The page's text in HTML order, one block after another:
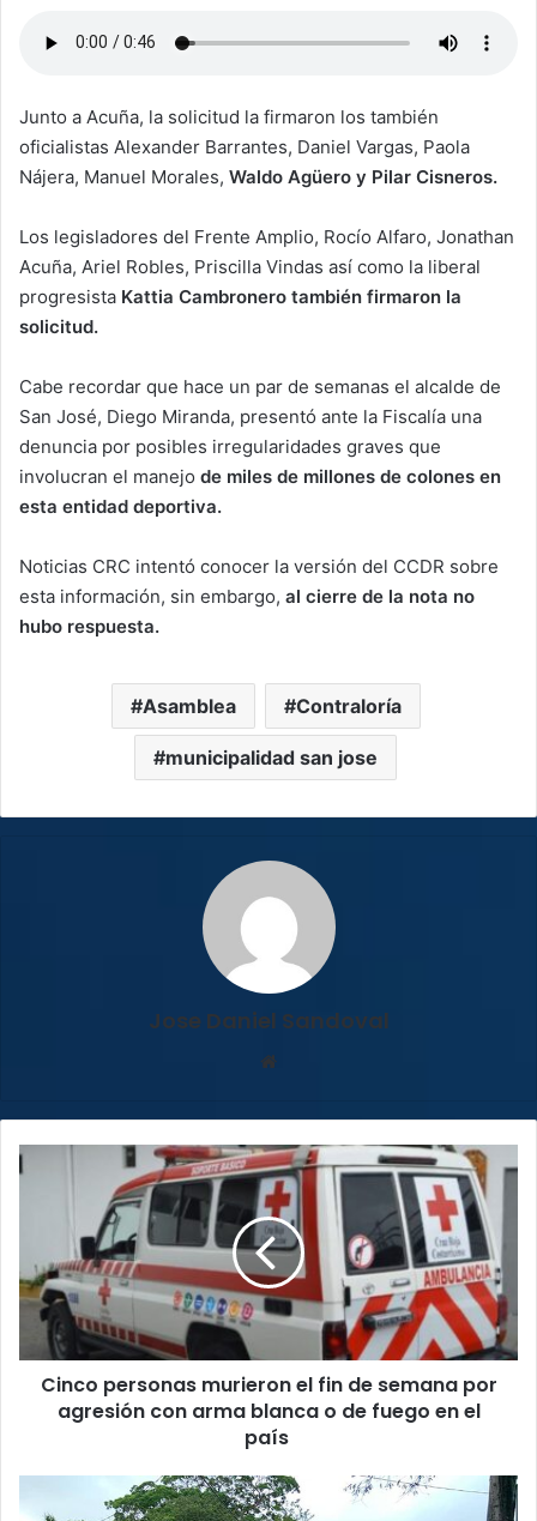
Junto a Acuña, la solicitud la firmaron los también
oficialistas Alexander Barrantes, Daniel Vargas, Paola
Nájera, Manuel Morales, Waldo Agüero y Pilar Cisneros.
Los legisladores del Frente Amplio, Rocío Alfaro, Jonathan
Acuña, Ariel Robles, Priscilla Vindas así como la liberal
progresista Kattia Cambronero también firmaron la
solicitud.
Cabe recordar que hace un par de semanas el alcalde de
San José, Diego Miranda, presentó ante la Fiscalía una
denuncia por posibles irregularidades graves que
involucran el manejo de miles de millones de colones en
esta entidad deportiva.
Noticias CRC intentó conocer la versión del CCDR sobre
esta información, sin embargo, al cierre de la nota no
hubo respuesta.
Asamblea Contraloría
municipalidad san jose
Jose Daniel Sandoval
Cinco
personas
de
semana
agresión
conCinco personas murieron el fin de semana por
agresión con arma blanca o de fuego en el
país
del